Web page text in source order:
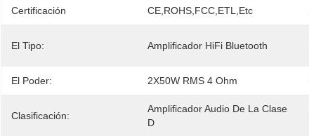
Certificación CE,ROHS,FCC,ETL,etc
El Tipo: Amplificador HiFi Bluetooth
El Poder: 2X50W RMS 4 Ohm
Clasificación:
Amplificador Audio De La Clase
D